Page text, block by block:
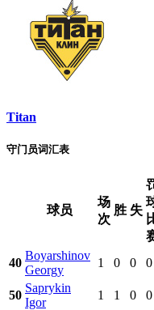
Titan
守门员词汇表
球员
场
次
胜 失
40
Boyarshinov
Georgy
1 0 0 0
50
Saprykin
Igor
1 1 0 0